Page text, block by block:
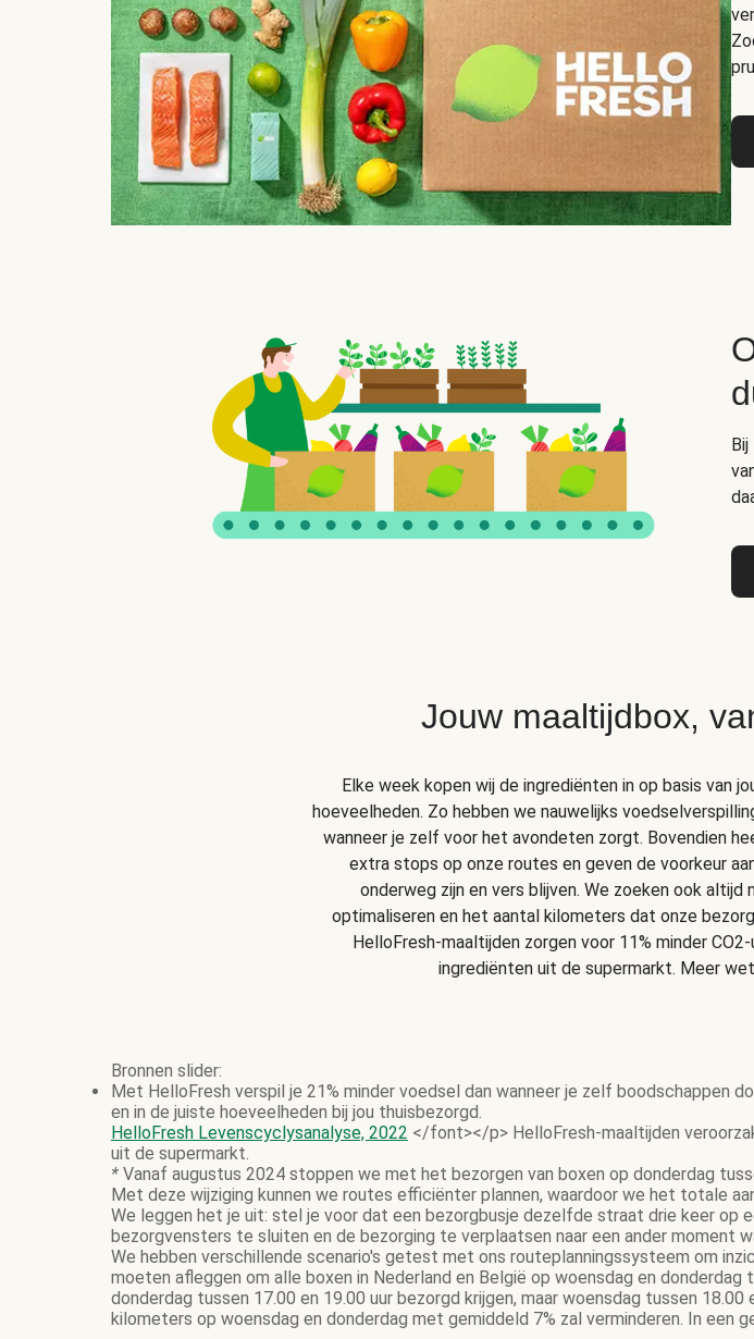
Jouw maaltijdbox,
Elke week kopen wij de ingrediënten in op basis van
hoeveelheden. Zo hebben we nauwelijks
wanneer je zelf voor het avondeten zorgt. Bovendien
extra stops op onze routes en geven de voorkeur
onderweg zijn en vers blijven. We zoeken ook
optimaliseren en het aantal kilometers dat onze
HelloFresh-maaltijden zorgen voor 11% minder
ingrediënten uit de supermarkt. Meer
Bronnen slider:
Met HelloFresh verspil je 21% minder voedsel dan wanneer je zelf boodschappen
en in de juiste hoeveelheden bij jou thuisbezorgd.
HelloFresh Levenscyclysanalyse, 2022 </font></p> HelloFresh-maaltijden
uit de supermarkt.
* Vanaf augustus 2024 stoppen we met het bezorgen van boxen op donderdag
Met deze wijziging kunnen we routes efficiënter plannen, waardoor we het totale
We leggen het je uit: stel je voor dat een bezorgbusje dezelfde straat drie keer op
bezorgvensters te sluiten en de bezorging te verplaatsen naar een ander moment
We hebben verschillende scenario's getest met ons routeplanningssysteem om
moeten afleggen om alle boxen in Nederland en België op woensdag en
donderdag tussen 17.00 en 19.00 uur bezorgd krijgen, maar woensdag tussen
kilometers op woensdag en donderdag met gemiddeld 7% zal verminderen. In